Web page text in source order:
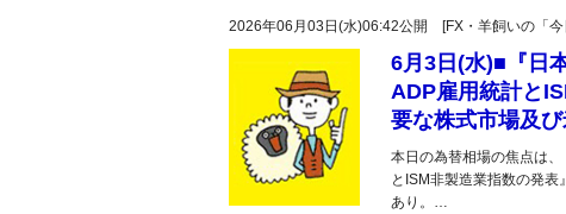
2026年06月03日(水)06:42公開 [FX・羊飼いの「今
6月3日(水)■『日
ADP雇用統計と
要な株式市場及
本日の為替相場の焦点は
とISM非製造業指数の発
あり。…